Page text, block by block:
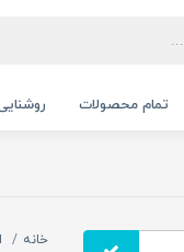
تمام محصولات
خانه